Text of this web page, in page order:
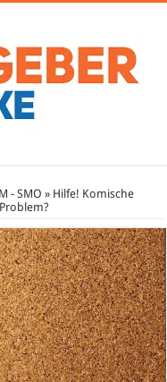
- SMO » Hilfe! Komische